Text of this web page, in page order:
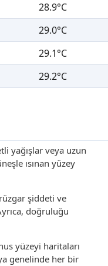
28.9°C
29.0°C
29.1°C
29.2°C
yağışlar veya uzun
ısınan yüzey
şiddeti ve
doğruluğu
yüzeyi haritaları
genelinde her bir